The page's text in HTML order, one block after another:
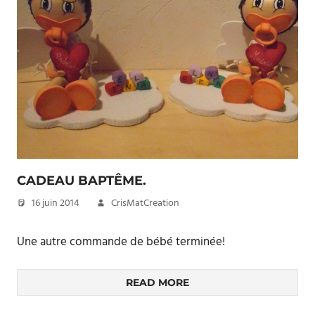
CADEAU BAPTÊME.
16 juin 2014 CrisMatCreation
Une autre commande de bébé terminée!
READ MORE